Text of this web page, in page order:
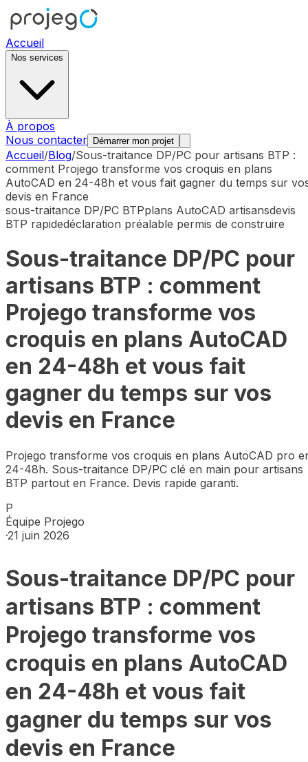
Accueil
Nos services
À propos
Nous contacter
Démarrer mon projet
Accueil/Blog/Sous-traitance DP/PC pour artisans BTP :
comment Projego transforme vos croquis en plans
AutoCAD en 24-48h et vous fait gagner du temps sur
devis en France
sous-traitance DP/PC BTPplans AutoCAD artisansdevis
BTP rapidedéclaration préalable permis de construire
Sous-traitance DP/PC pour
artisans BTP : comment
Projego transforme vos
croquis en plans AutoCAD
en 24-48h et vous fait
gagner du temps sur vos
devis en France
Projego transforme vos croquis en plans AutoCAD pro
24-48h. Sous-traitance DP/PC clé en main pour artisans
BTP partout en France. Devis rapide garanti.
P
Équipe Projego
·21 juin 2026
Sous-traitance DP/PC pour
artisans BTP : comment
Projego transforme vos
croquis en plans AutoCAD
en 24-48h et vous fait
gagner du temps sur vos
devis en France